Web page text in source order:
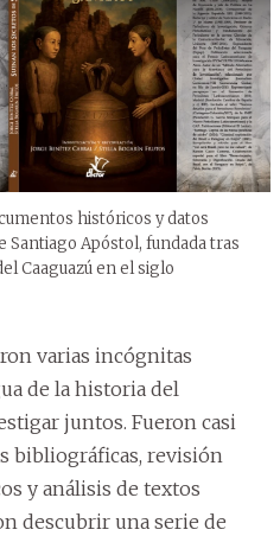
históricos y datos
Santiago Apóstol, fundada tras
Caaguazú en el siglo
varias incógnitas
de la historia del
juntos. Fueron casi
bibliográficas, revisión
y análisis de textos
descubrir una serie de